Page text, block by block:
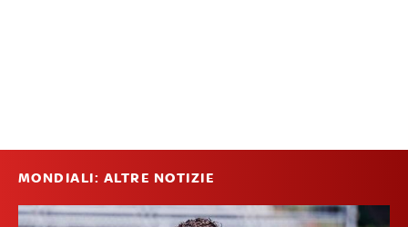
MONDIALI: ALTRE NOTIZIE